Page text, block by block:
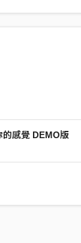
的感覺 DEMO版